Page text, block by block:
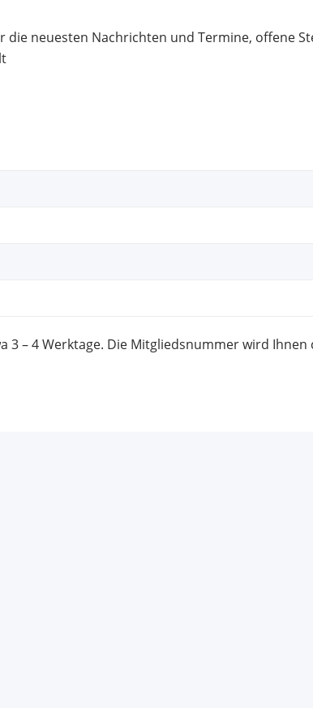
neuesten Nachrichten und Termine, offene
– 4 Werktage. Die Mitgliedsnummer wird Ihnen